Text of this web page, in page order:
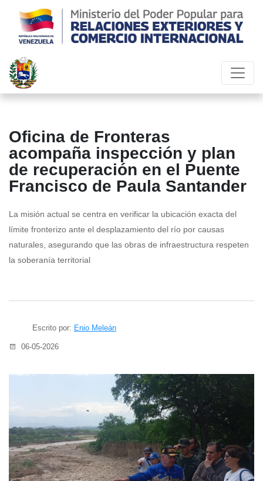
Oficina de Fronteras
acompaña inspección y plan
de recuperación en el Puente
Francisco de Paula Santander
La misión actual se centra en verificar la ubicación exacta del
límite fronterizo ante el desplazamiento del río por causas
naturales, asegurando que las obras de infraestructura respeten
la soberanía territorial
Escrito por: Enio Meleán
06-05-2026